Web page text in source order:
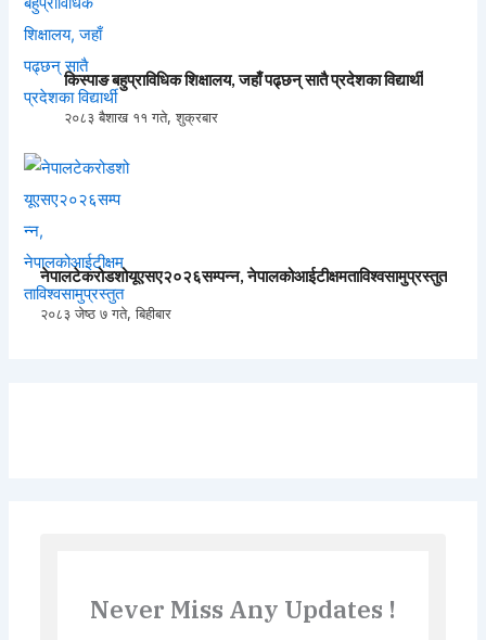
किस्पाङ बहुप्राविधिक शिक्षालय, जहाँ पढ्छन् सातै प्रदेशका विद्यार्थी
२०८३ बैशाख ११ गते, शुक्रबार
नेपालटेकरोडशोयूएसए२०२६सम्पन्न, नेपालकोआईटीक्षमताविश्वसामुप्रस्तुत
२०८३ जेष्ठ ७ गते, बिहीबार
Never Miss Any Updates !